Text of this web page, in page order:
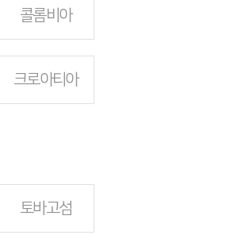
콜롬비아
크로아티아
토바고섬